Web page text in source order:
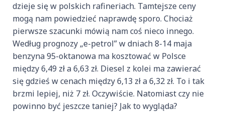
dzieje się w polskich rafineriach. Tamtejsze ceny
mogą nam powiedzieć naprawdę sporo. Chociaż
pierwsze szacunki mówią nam coś nieco innego.
Według prognozy „e-petrol” w dniach 8-14 maja
benzyna 95-oktanowa ma kosztować w Polsce
między 6,49 zł a 6,63 zł. Diesel z kolei ma zawierać
się gdzieś w cenach między 6,13 zł a 6,32 zł. To i tak
brzmi lepiej, niż 7 zł. Oczywiście. Natomiast czy nie
powinno być jeszcze taniej? Jak to wygląda?